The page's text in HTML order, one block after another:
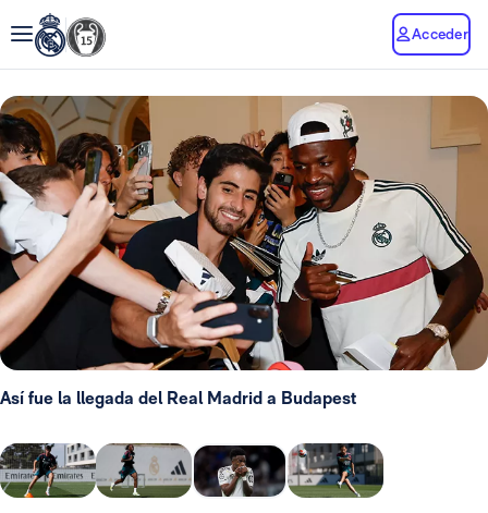
Acceder
Así fue la llegada del Real Madrid a Budapest